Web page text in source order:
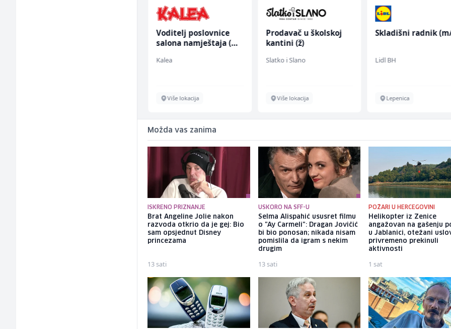
Voditelj poslovnice
salona namještaja (m/
Kalea
Više lokacija
Prodavač u školskoj
kantini (ž)
Slatko i Slano
Više lokacija
Skladišni radnik
Lidl BH
Lepenica
Možda vas zanima
ISKRENO PRIZNANJE
Brat Angeline Jolie nakon
razvoda otkrio da je gej: Bio
sam opsjednut Disney
princezama
13 sati
USKORO NA SFF-U
Selma Alispahić ususret filmu
o "Ay Carmeli": Dragan Jovičić
bi bio ponosan; nikada nisam
pomislila da igram s nekim
drugim
13 sati
POŽARI U HERCEGOVINI
Helikopter iz Zenice
angažovan na gašenju
u Jablanici, otežani
privremeno prekinuli
aktivnosti
1 sat